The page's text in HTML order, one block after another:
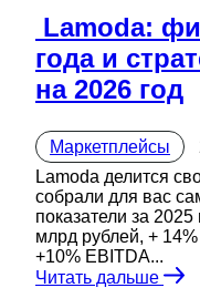
Lamoda:
года и
на 2026 год
Маркетплейсы
Lamoda делится
собрали для вас
показатели за
млрд рублей, +
+10% EBITDA...
Читать дальше